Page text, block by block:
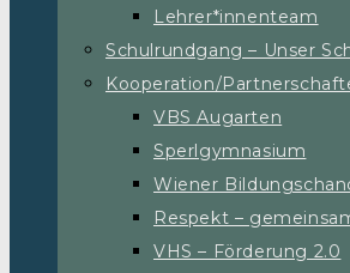
Lehrer*innenteam
Schulrundgang – Unser
Kooperation/
VBS Augarten
Sperlgymnasium
Wiener
Respekt –
VHS – Förderung 2.0